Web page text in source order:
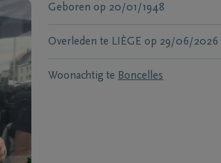
Geboren op 20/01/1948
Overleden te LIÈGE op 29/06/2026
Woonachtig te Boncelles